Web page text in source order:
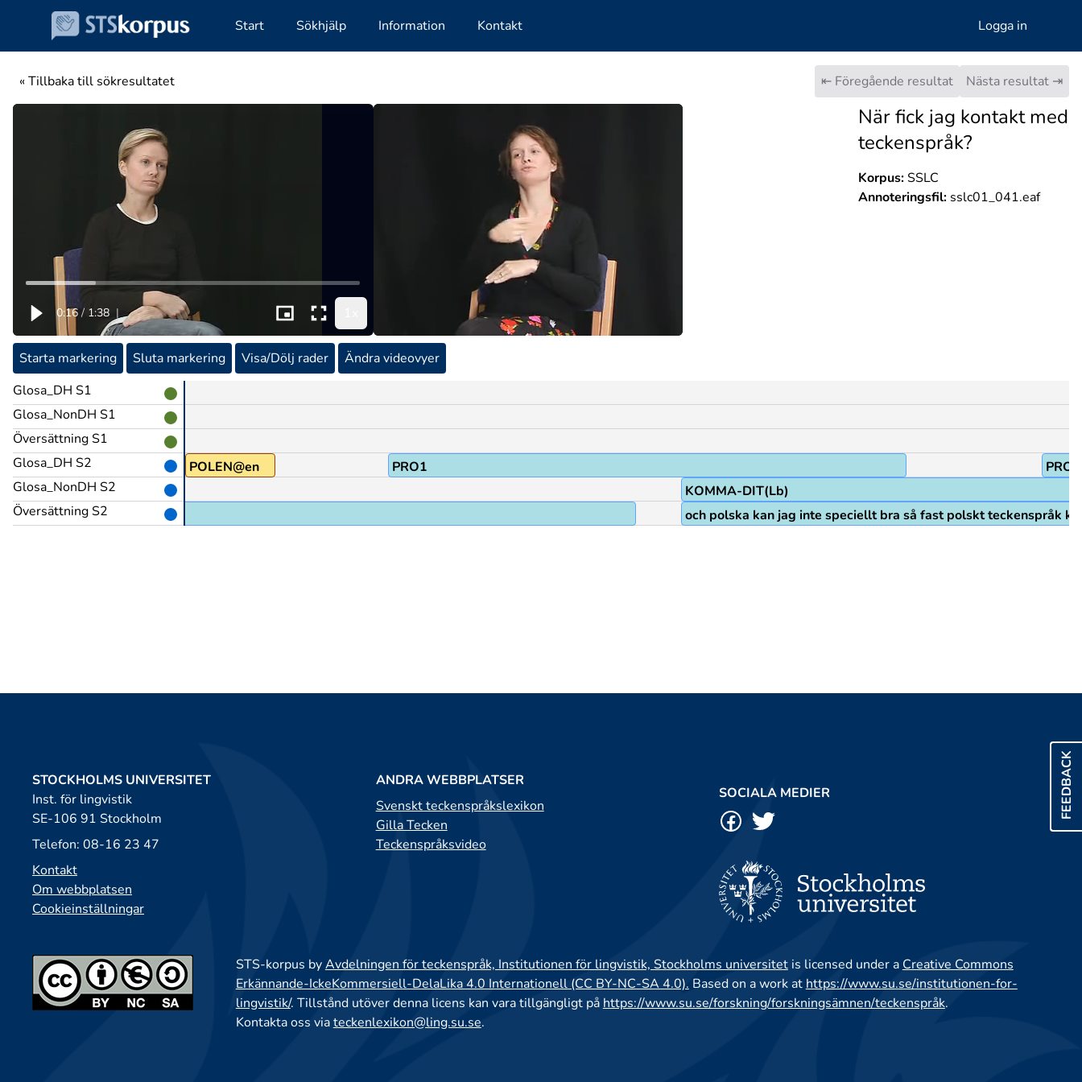
Start Sökhjälp Information Kontakt Logga in
« Tillbaka till sökresultatet ⇤ Föregående resultat Nästa resultat ⇥
0:16 / 1:38 |
När fick jag kontakt med
teckenspråk?
Korpus:SSLC
Annoteringsfil:sslc01_041.eaf
Starta markering Sluta markering Visa/Dölj rader
Ändra videovyer
Glosa_DH S1
Glosa_NonDH S1
Översättning S1
Glosa_DH S2
Glosa_NonDH S2
Översättning S2
POLEN@en PRO1
PRO1
KOMMA-DIT(Lb)
och polska kan jag inte speciellt bra så fast polskt teckenspråk
FEEDBACK
STOCKHOLMS UNIVERSITET
Inst. för lingvistik
SE-106 91 Stockholm
Telefon: 08-16 23 47
Kontakt
Om webbplatsen
Cookieinställningar
ANDRA WEBBPLATSER
Svenskt teckenspråkslexikon
Gilla Tecken
Teckenspråksvideo
SOCIALA MEDIER
STS-korpus byAvdelningen för teckenspråk, Institutionen för lingvistik, Stockholms universitetis licensed under a Creative Commons
Erkännande-IckeKommersiell-DelaLika 4.0 Internationell (CC BY-NC-SA 4.0). Based on a work at https://www.su.se/institutionen-for-
lingvistik/. Tillstånd utöver denna licens kan vara tillgängligt på https://www.su.se/forskning/forskningsämnen/teckenspråk.
Kontakta oss viateckenlexikon@ling.su.se.